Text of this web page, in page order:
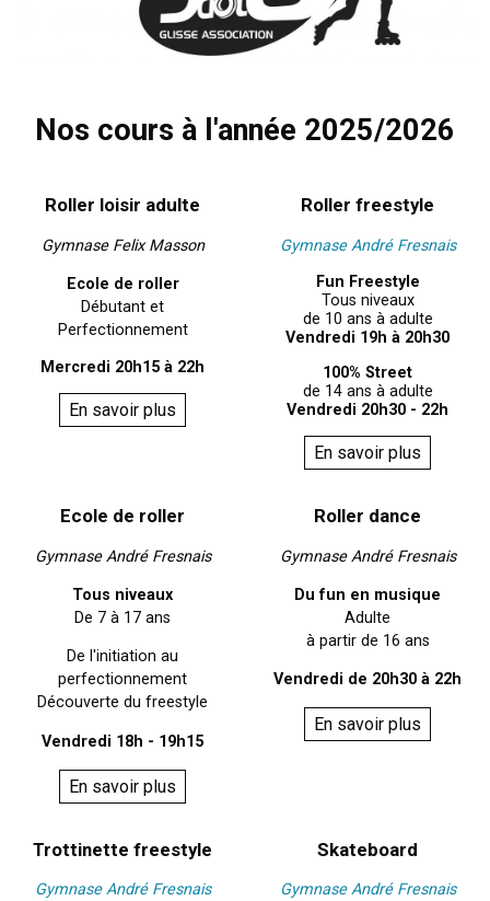
Nos cours à l'année 2025/2026
Roller loisir adulte
Gymnase Felix Masson
Ecole de roller
Débutant et
Perfectionnement
Mercredi 20h15 à 22h
En savoir plus
Roller freestyle
Gymnase André Fresnais
Fun Freestyle
Tous niveaux
de 10 ans à adulte
Vendredi 19h à 20h30
100% Street
de 14 ans à adulte
Vendredi 20h30 - 22h
En savoir plus
Ecole de roller
Gymnase André Fresnais
Tous niveaux
De 7 à 17 ans
De l'initiation au
perfectionnement
Découverte du freestyle
Vendredi 18h - 19h15
En savoir plus
Roller dance
Gymnase André Fresnais
Du fun en musique
Adulte
à partir de 16 ans
Vendredi de 20h30 à 22h
En savoir plus
Trottinette freestyle
Gymnase André Fresnais
Skateboard
Gymnase André Fresnais